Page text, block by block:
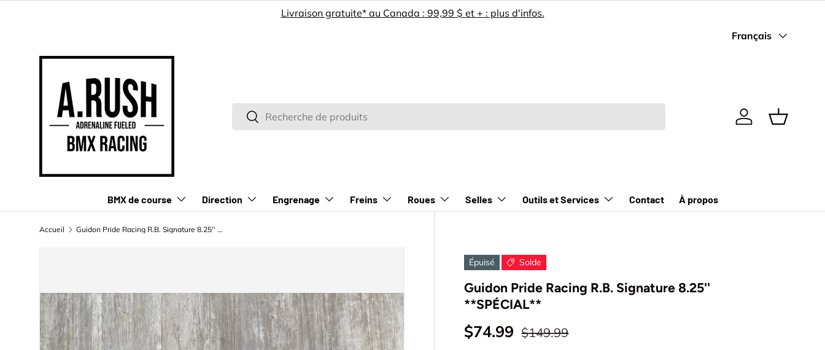
Livraison gratuite* au Canada : 99,99 $ et + : plus d'infos.
Langue
Français
Recherche
Rechercher
Se connecter
Panier
BMX de course Direction Engrenage Freins Roues Selles Outils et Services Contact À propos
Accueil Guidon Pride Racing R.B. Signature 8.25'' **SPÉCIAL**
Épuisé Solde
Guidon Pride Racing R.B. Signature 8.25''
**SPÉCIAL**
$74.99 $149.99